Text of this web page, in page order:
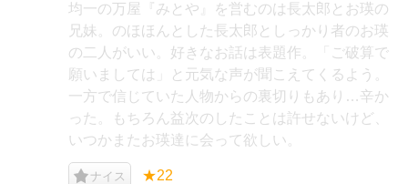
均一の万屋『みとや』を営むのは長太郎とお瑛の
兄妹。のほほんとした長太郎としっかり者のお瑛
の二人がいい。好きなお話は表題作。「ご破算で
願いましては」と元気な声が聞こえてくるよう。
一方で信じていた人物からの裏切りもあり…辛か
った。もちろん益次のしたことは許せないけど、
いつかまたお瑛達に会って欲しい。
ナイス ★22